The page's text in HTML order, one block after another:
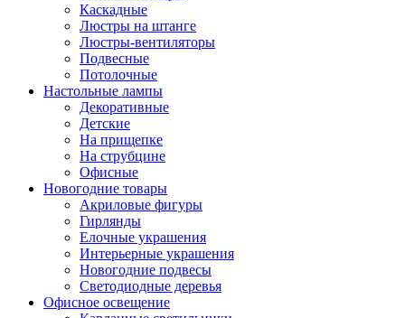
Каскадные
Люстры на штанге
Люстры-вентиляторы
Подвесные
Потолочные
Настольные лампы
Декоративные
Детские
На прищепке
На струбцине
Офисные
Новогодние товары
Акриловые фигуры
Гирлянды
Елочные украшения
Интерьерные украшения
Новогодние подвесы
Светодиодные деревья
Офисное освещение